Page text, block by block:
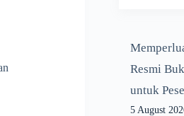
Resmi
untuk
5 August